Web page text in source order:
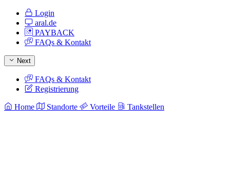
Login
aral.de
PAYBACK
FAQs & Kontakt
Next
FAQs & Kontakt
Registrierung
Home Standorte Vorteile Tankstellen